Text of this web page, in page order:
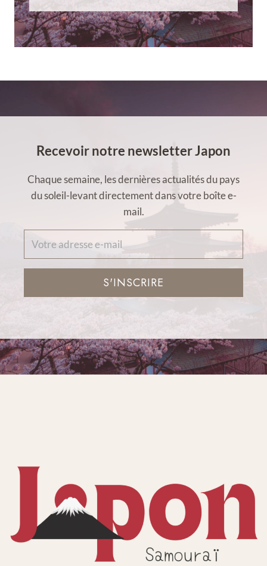
Recevoir notre newsletter Japon
Chaque semaine, les dernières actualités du pays
du soleil-levant directement dans votre boîte e-
mail.
S'INSCRIRE